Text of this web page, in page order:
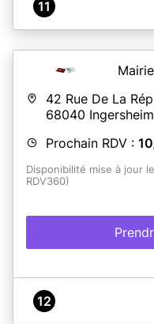
11
42 Rue De La
68040 Ingersheim
Prochain RDV :
Disponibilité mise à jour
RDV360)
12